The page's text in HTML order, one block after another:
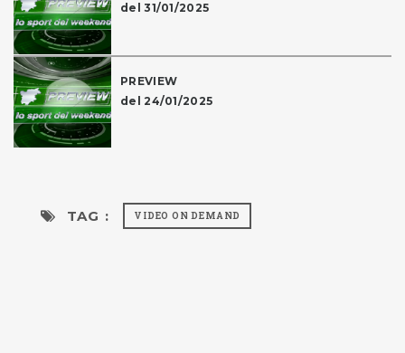
del 31/01/2025
PREVIEW
del 24/01/2025
TAG : VIDEO ON DEMAND